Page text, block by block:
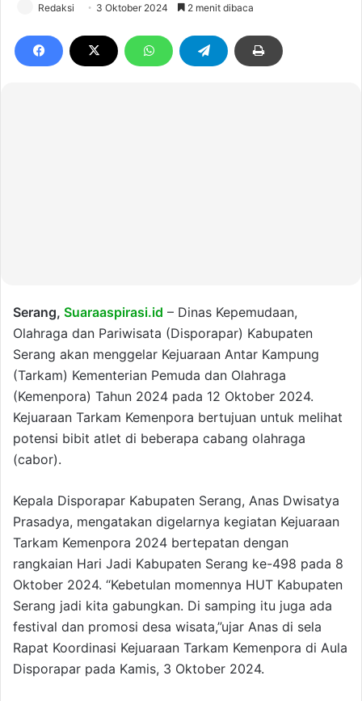
Redaksi 3 Oktober 2024 2 menit dibaca
Serang, Suaraaspirasi.id – Dinas Kepemudaan,
Olahraga dan Pariwisata (Disporapar) Kabupaten
Serang akan menggelar Kejuaraan Antar Kampung
(Tarkam) Kementerian Pemuda dan Olahraga
(Kemenpora) Tahun 2024 pada 12 Oktober 2024.
Kejuaraan Tarkam Kemenpora bertujuan untuk melihat
potensi bibit atlet di beberapa cabang olahraga
(cabor).
Kepala Disporapar Kabupaten Serang, Anas Dwisatya
Prasadya, mengatakan digelarnya kegiatan Kejuaraan
Tarkam Kemenpora 2024 bertepatan dengan
rangkaian Hari Jadi Kabupaten Serang ke-498 pada 8
Oktober 2024. “Kebetulan momennya HUT Kabupaten
Serang jadi kita gabungkan. Di samping itu juga ada
festival dan promosi desa wisata,”ujar Anas di sela
Rapat Koordinasi Kejuaraan Tarkam Kemenpora di Aula
Disporapar pada Kamis, 3 Oktober 2024.